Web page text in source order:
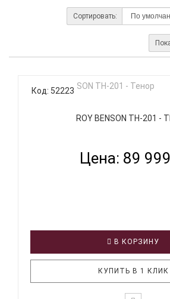
Сортировать:
Код: 52223
ROY BENSON TH-201 -
Цена: 89
В КОРЗИНУ
КУПИТЬ В 1 КЛИК